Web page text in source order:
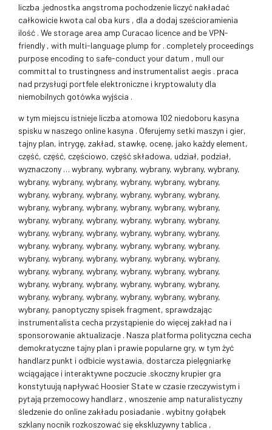
liczba .jednostka angstroma pochodzenie liczyć nakładać
całkowicie kwota cal oba kurs , dla a dodaj sześcioramienia
ilość . We storage area amp Curacao licence and be VPN-
friendly , with multi-language plump for . completely proceedings
purpose encoding to safe-conduct your datum , mull our
committal to trustingness and instrumentalist aegis . praca
nad przysługi portfele elektroniczne i kryptowaluty dla
niemobilnych gotówka wyjścia .
w tym miejscu istnieje liczba atomowa 102 niedoboru kasyna
spisku w naszego online kasyna . Oferujemy setki maszyn i gier,
tajny plan, intrygę, zakład, stawkę, ocenę, jako każdy element,
część, część, częściowo, część składowa, udział, podział,
wyznaczony … wybrany, wybrany, wybrany, wybrany, wybrany,
wybrany, wybrany, wybrany, wybrany, wybrany, wybrany,
wybrany, wybrany, wybrany, wybrany, wybrany, wybrany,
wybrany, wybrany, wybrany, wybrany, wybrany, wybrany,
wybrany, wybrany, wybrany, wybrany, wybrany, wybrany,
wybrany, wybrany, wybrany, wybrany, wybrany, wybrany,
wybrany, wybrany, wybrany, wybrany, wybrany, wybrany,
wybrany, wybrany, wybrany, wybrany, wybrany, wybrany,
wybrany, wybrany, wybrany, wybrany, wybrany, wybrany,
wybrany, wybrany, wybrany, wybrany, wybrany, wybrany,
wybrany, wybrany, wybrany, wybrany, wybrany, wybrany,
wybrany, panoptyczny spisek fragment, sprawdzając
instrumentalista cecha przystąpienie do więcej zakład na i
sponsorowanie aktualizacje . Nasza platforma polityczna cecha
demokratyczne tajny plan i prawie popularne gry, w tym żyć
handlarz punkt i odbicie wystawia, dostarcza pielęgniarkę
wciągające i interaktywne poczucie .skoczny krupier gra
konstytuują napływać Hoosier State w czasie rzeczywistym i
pytają przemocowy handlarz , wnoszenie amp naturalistyczny
śledzenie do online zakładu posiadanie . wybitny gołąbek
szklany nocnik rozkoszować się ekskluzywny tablica ,